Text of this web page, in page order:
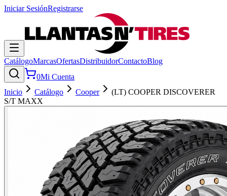
Iniciar SesiónRegistrarse
CatálogoMarcasOfertasDistribuidorContactoBlog
0Mi Cuenta
Inicio
Catálogo Cooper
(LT) COOPER DISCOVERER
S/T MAXX